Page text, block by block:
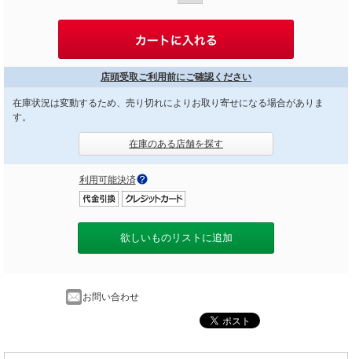
店頭受取ご利用前にご確認ください
在庫状況は変動するため、売り切れによりお取り寄せになる場合がありま
す。
在庫のある店舗を探す
利用可能決済
欲しいものリストに追加
お問い合わせ